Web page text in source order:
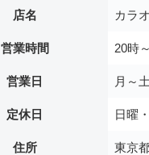
店名 カラ
営業時間 20時
営業日 月～
定休日 日曜
住所 東京